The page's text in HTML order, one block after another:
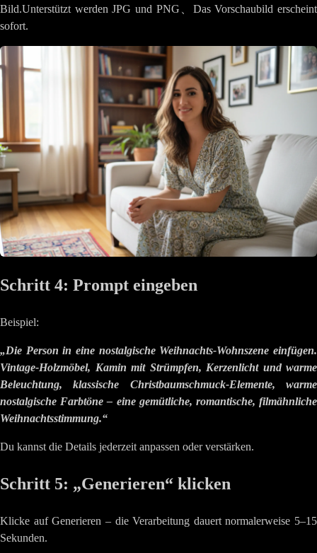
Bild.Unterstützt werden JPG und PNG、Das Vorschaubild erscheint
sofort.
Schritt 4: Prompt eingeben
Beispiel:
„Die Person in eine nostalgische Weihnachts-Wohnszene einfügen.
Vintage-Holzmöbel, Kamin mit Strümpfen, Kerzenlicht und warme
Beleuchtung, klassische Christbaumschmuck-Elemente, warme
nostalgische Farbtöne – eine gemütliche, romantische, filmähnliche
Weihnachtsstimmung.“
Du kannst die Details jederzeit anpassen oder verstärken.
Schritt 5: „Generieren“ klicken
Klicke auf Generieren – die Verarbeitung dauert normalerweise 5–15
Sekunden.